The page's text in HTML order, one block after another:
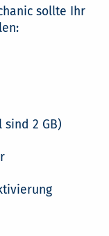
sollte Ihr
sind 2 GB)